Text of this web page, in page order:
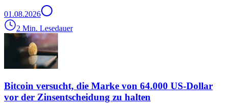
01.08.2026
2 Min. Lesedauer
Bitcoin versucht, die Marke von 64.000 US-Dollar
vor der Zinsentscheidung zu halten